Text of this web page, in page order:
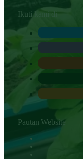
Ikuti kami di
Pautan Website